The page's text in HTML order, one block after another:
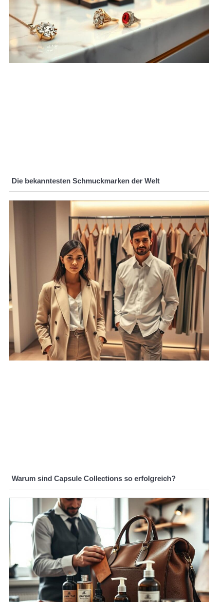
Die bekanntesten Schmuckmarken der Welt
Warum sind Capsule Collections so erfolgreich?